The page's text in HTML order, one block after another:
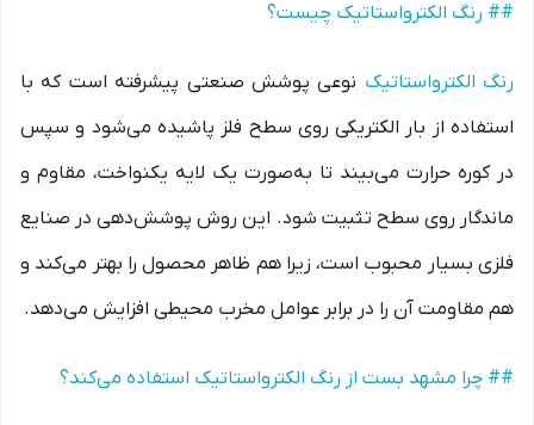
## رنگ الکترواستاتیک چیست؟
رنگ الکترواستاتیک نوعی پوشش صنعتی پیشرفته است که با
استفاده از بار الکتریکی روی سطح فلز پاشیده می‌شود و سپس
در کوره حرارت می‌بیند تا به‌صورت یک لایه یکنواخت، مقاوم و
ماندگار روی سطح تثبیت شود. این روش پوشش‌دهی در صنایع
فلزی بسیار محبوب است، زیرا هم ظاهر محصول را بهتر می‌کند و
هم مقاومت آن را در برابر عوامل مخرب محیطی افزایش می‌دهد.
## چرا مشهد بست از رنگ الکترواستاتیک استفاده می‌کند؟